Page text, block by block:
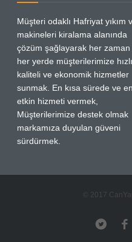
Müşteri odaklı Hafriyat yıkım
makineleri kiralama alanında
çözüm şağlayarak her zaman
her yerde müşterilerimize hızlı
kaliteli ve ekonomik hizmetler
sunmak. En kısa sürede ve en
etkin hizmeti vermek,
Müşterilerimize destek olmak
markamıza duyulan güveni
sürdürmek.
© 2017